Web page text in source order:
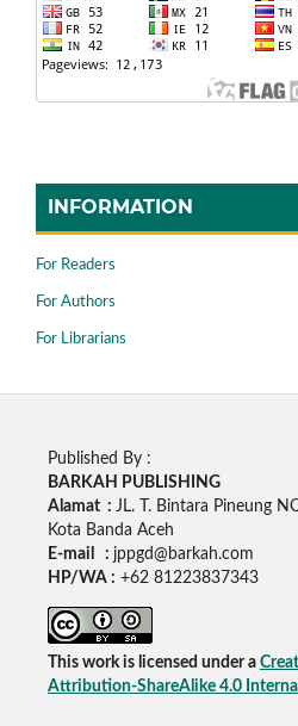
INFORMATION
For Readers
For Authors
For Librarians
Published By :
BARKAH PUBLISHING
Alamat : JL. T. Bintara Pineung
Kota Banda Aceh
E-mail : jppgd@barkah.com
HP/WA : +62 81223837343
This work is licensed under a
Attribution-ShareAlike 4.0